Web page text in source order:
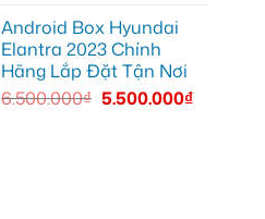
Android Box Hyundai
Elantra 2023 Chính
Hãng Lắp Đặt Tận Nơi
6.500.000₫ 5.500.000₫